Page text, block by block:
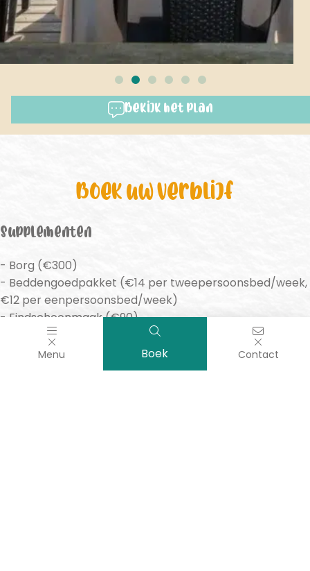
Bekijk het plan
Boek uw verblijf
Supplementen
Borg (€300)
Beddengoedpakket (€14 per tweepersoonsbed/week,
€12 per eenpersoonsbed/week)
Eindschoonmaak (€90)
Kinderstoel (€15 per week)
Kinderbed (€15 per week)
0,55/dag/persoon (bijdrage voor huishoudelijk afval)
Menu Boek Contact